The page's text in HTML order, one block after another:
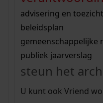
bouwvergunningen
vergunningen
beeld en geluid
uitleg nodig?
Wij helpen u op weg
bekijk alle zoektips
Wij helpen u op weg
bekijk alle zoektips
bekijk ons
advisering en toezicht
beleidsplan
gemeenschappelijke
publiek jaarverslag
steun het
U kunt ook Vriend
Mijn Studiezaal (inloggen)